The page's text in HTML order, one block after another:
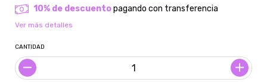
10% de descuentopagando con transferencia
Ver más detalles
CANTIDAD